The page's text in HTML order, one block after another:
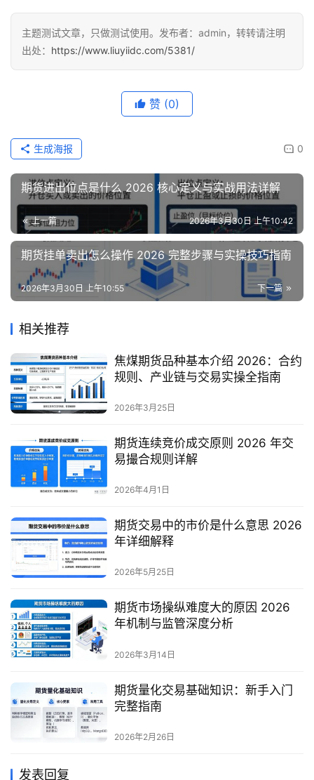
主题测试文章，只做测试使用。发布者：admin，转转请注明
出处： https://www.liuyiidc.com/5381/
赞 (0)
0
生成海报
期货进出位点是什么 2026 核心定义与实战用法详解
上一篇 2026年3月30日 上午10:42
期货挂单卖出怎么操作 2026 完整步骤与实操技巧指南
下一篇
2026年3月30日 上午10:55
相关推荐
焦煤期货品种基本介绍 2026：合约
规则、产业链与交易实操全指南
2026年3月25日
期货连续竞价成交原则 2026 年交
易撮合规则详解
2026年4月1日
期货交易中的市价是什么意思 2026
年详细解释
2026年5月25日
期货市场操纵难度大的原因 2026
年机制与监管深度分析
2026年3月14日
期货量化交易基础知识：新手入门
完整指南
2026年2月26日
发表回复